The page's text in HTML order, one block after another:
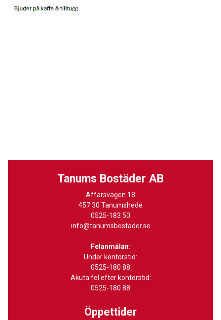
Tanums Bostäder AB
Affärsvägen 18
457 30 Tanumshede
0525-183 50
info@tanumsbostader.se
Felanmälan:
Under kontorstid:
0525-180 88
Akuta fel efter kontorstid:
0525-180 88
Öppettider